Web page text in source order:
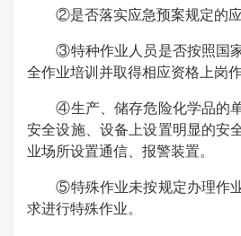
②是否落实应急预案规定的应
③特种作业人员是否按照国家
全作业培训并取得相应资格上岗作
④生产、储存危险化学品的单
安全设施、设备上设置明显的安
业场所设置通信、报警装置。
⑤特殊作业未按规定办理作业
求进行特殊作业。